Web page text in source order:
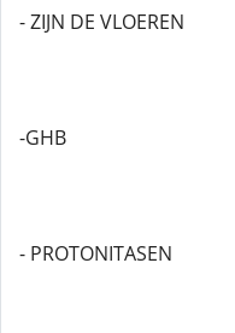
- ZIJN DE VLOEREN
-GHB
- PROTONITASEN